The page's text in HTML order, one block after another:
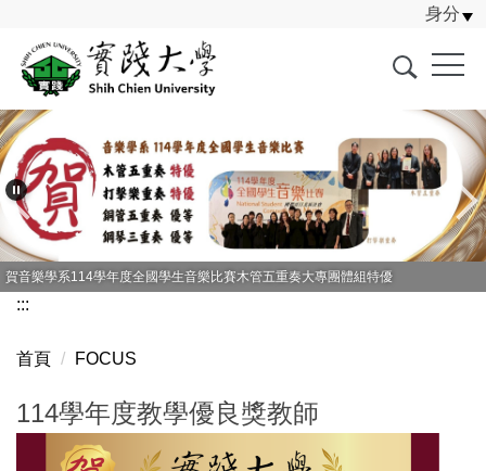
主
內
容
區
身分
賀音樂學系114學年度全國學生音樂比賽木管五重奏大專團體組特優
:::
首頁 FOCUS
114學年度教學優良獎教師